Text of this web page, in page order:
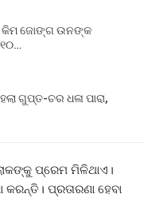
କିମ ଜୋଙ୍ଗ ଉନଙ୍କ
ଗୁପ୍ତ-ଚର ଧଳା ପାରା,
ପ୍ରେମ ମିଳିଥାଏ।
ପ୍ରତାରଣା ହେବା